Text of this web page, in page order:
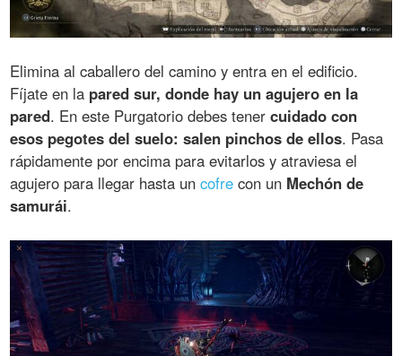
Elimina al caballero del camino y entra en el edificio.
Fíjate en la pared sur, donde hay un agujero en la
pared. En este Purgatorio debes tenercuidado con
esos pegotes del suelo: salen pinchos de ellos. Pasa
rápidamente por encima para evitarlos y atraviesa el
agujero para llegar hasta uncofre con un Mechón de
samurái.